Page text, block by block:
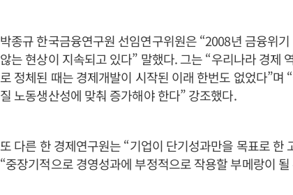
박종규 한국금융연구원 선임연구위원은 “2008년 금융위
않는 현상이 지속되고 있다” 말했다. 그는 “우리나라 경제
로 정체된 때는 경제개발이 시작된 이래 한번도 없었다”며
질 노동생산성에 맞춰 증가해야 한다” 강조했다.
또 다른 한 경제연구원는 “기업이 단기성과만을 목표로 한
“중장기적으로 경영성과에 부정적으로 작용할 부메랑이